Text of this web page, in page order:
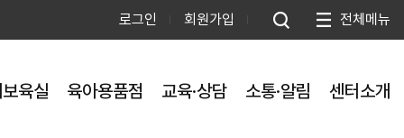
로그인 회원가입 전체메뉴
육실 육아용품점 교육·상담 소통·알림 센터소개